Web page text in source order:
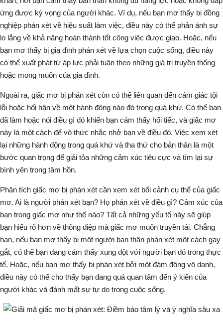
ứng được kỳ vọng của người khác. Ví dụ, nếu bạn mơ thấy bị đồng
nghiệp phán xét về hiệu suất làm việc, điều này có thể phản ánh sự
lo lắng về khả năng hoàn thành tốt công việc được giao. Hoặc, nếu
bạn mơ thấy bị gia đình phán xét về lựa chọn cuộc sống, điều này
có thể xuất phát từ áp lực phải tuân theo những giá trị truyền thống
hoặc mong muốn của gia đình.
Ngoài ra, giấc mơ bị phán xét còn có thể liên quan đến cảm giác tội
lỗi hoặc hối hận về một hành động nào đó trong quá khứ. Có thể bạn
đã làm hoặc nói điều gì đó khiến bạn cảm thấy hối tiếc, và giấc mơ
này là một cách để vô thức nhắc nhở bạn về điều đó. Việc xem xét
lại những hành động trong quá khứ và tha thứ cho bản thân là một
bước quan trọng để giải tỏa những cảm xúc tiêu cực và tìm lại sự
bình yên trong tâm hồn.
Phân tích giấc mơ bị phán xét cần xem xét bối cảnh cụ thể của giấc
mơ. Ai là người phán xét bạn? Họ phán xét về điều gì? Cảm xúc của
bạn trong giấc mơ như thế nào? Tất cả những yếu tố này sẽ giúp
bạn hiểu rõ hơn về thông điệp mà giấc mơ muốn truyền tải. Chẳng
hạn, nếu bạn mơ thấy bị một người bạn thân phán xét một cách gay
gắt, có thể bạn đang cảm thấy xung đột với người bạn đó trong thực
tế. Hoặc, nếu bạn mơ thấy bị phán xét bởi một đám đông vô danh,
điều này có thể cho thấy bạn đang quá quan tâm đến ý kiến của
người khác và đánh mất sự tự do trong cuộc sống.